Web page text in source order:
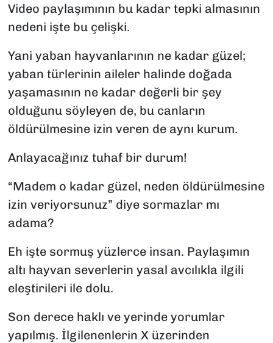
Video paylaşımının bu kadar tepki almasının
nedeni işte bu çelişki.
Yani yaban hayvanlarının ne kadar güzel;
yaban türlerinin aileler halinde doğada
yaşamasının ne kadar değerli bir şey
olduğunu söyleyen de, bu canların
öldürülmesine izin veren de aynı kurum.
Anlayacağınız tuhaf bir durum!
“Madem o kadar güzel, neden öldürülmesine
izin veriyorsunuz” diye sormazlar mı
adama?
Eh işte sormuş yüzlerce insan. Paylaşımın
altı hayvan severlerin yasal avcılıkla ilgili
eleştirileri ile dolu.
Son derece haklı ve yerinde yorumlar
yapılmış. İlgilenenlerin X üzerinden